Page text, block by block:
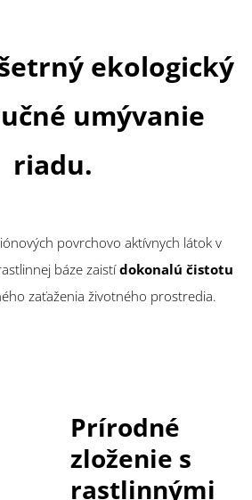
ekologický
umývanie
riadu.
povrchovo aktívnych látok v
báze zaistídokonalú čistotu
zaťaženia životného prostredia.
Prírodné
zloženie s
rastlinnými